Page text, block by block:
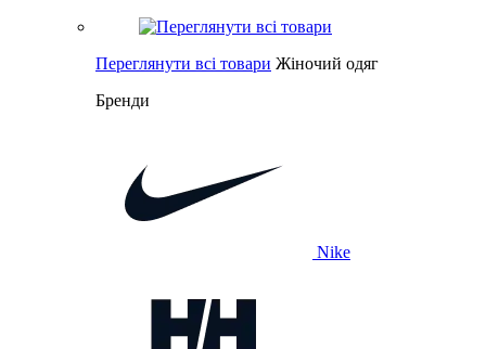
Переглянути всі товари Жіночий одяг
Бренди
Nike